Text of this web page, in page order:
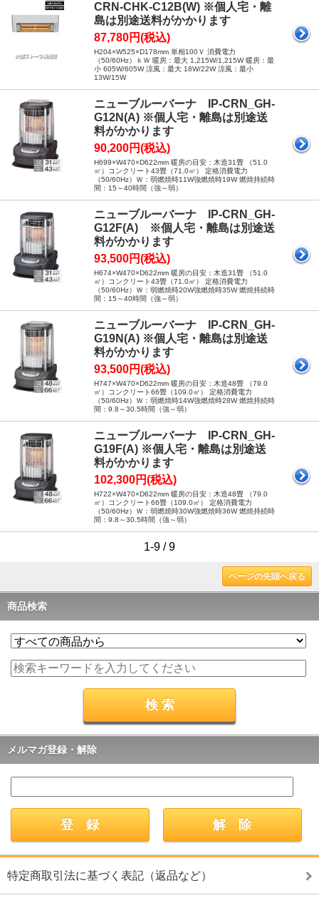
CRN-CHK-C12B(W) ※個人宅・離
島は別途送料がかかります
87,780円(税込)
H204×W525×D178mm 単相100Ｖ 消費電力
（50/60Hz）ｋＷ 暖房：最大 1,215W/1,215W 暖房：最
小 605W/605W 涼風：最大 18W/22W 涼風：最小
13W/15W
ニューブルーバーナ IP-CRN_GH-
G12N(A) ※個人宅・離島は別途送
料がかかります
90,200円(税込)
H699×W470×D622mm 暖房の目安：木造31畳 （51.0
㎡）コンクリート43畳（71.0㎡） 定格消費電力
（50/60Hz）Ｗ：弱燃焼時11W強燃焼時19W 燃焼持続時
間：15～40時間（強～弱）
ニューブルーバーナ IP-CRN_GH-
G12F(A) ※個人宅・離島は別途送
料がかかります
93,500円(税込)
H674×W470×D622mm 暖房の目安：木造31畳 （51.0
㎡）コンクリート43畳（71.0㎡） 定格消費電力
（50/60Hz）Ｗ：弱燃焼時20W強燃焼時35W 燃焼持続時
間：15～40時間（強～弱）
ニューブルーバーナ IP-CRN_GH-
G19N(A) ※個人宅・離島は別途送
料がかかります
93,500円(税込)
H747×W470×D622mm 暖房の目安：木造48畳 （79.0
㎡）コンクリート66畳（109.0㎡） 定格消費電力
（50/60Hz）Ｗ：弱燃焼時14W強燃焼時28W 燃焼持続時
間：9.8～30.5時間（強～弱）
ニューブルーバーナ IP-CRN_GH-
G19F(A) ※個人宅・離島は別途送
料がかかります
102,300円(税込)
H722×W470×D622mm 暖房の目安：木造48畳 （79.0
㎡）コンクリート66畳（109.0㎡） 定格消費電力
（50/60Hz）Ｗ：弱燃焼時30W強燃焼時36W 燃焼持続時
間：9.8～30.5時間（強～弱）
1-9 / 9
ページの先頭へ戻る
商品検索
メルマガ登録・解除
特定商取引法に基づく表記（返品など）